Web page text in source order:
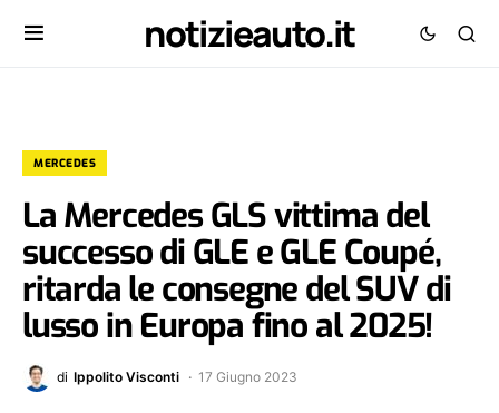
notizieauto.it
MERCEDES
La Mercedes GLS vittima del
successo di GLE e GLE Coupé,
ritarda le consegne del SUV di
lusso in Europa fino al 2025!
di Ippolito Visconti 17 Giugno 2023